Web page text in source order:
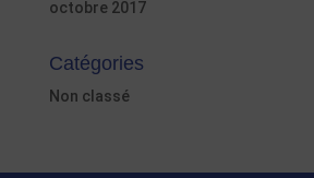
octobre 2017
Catégories
Non classé